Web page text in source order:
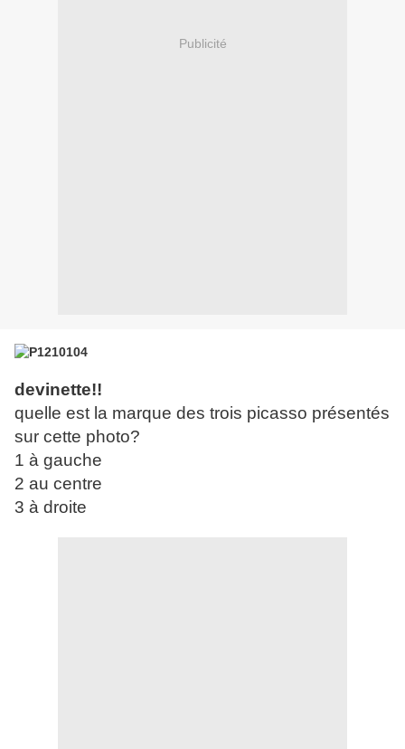
Publicité
devinette!!
quelle est la marque des trois picasso présentés
sur cette photo?
1 à gauche
2 au centre
3 à droite